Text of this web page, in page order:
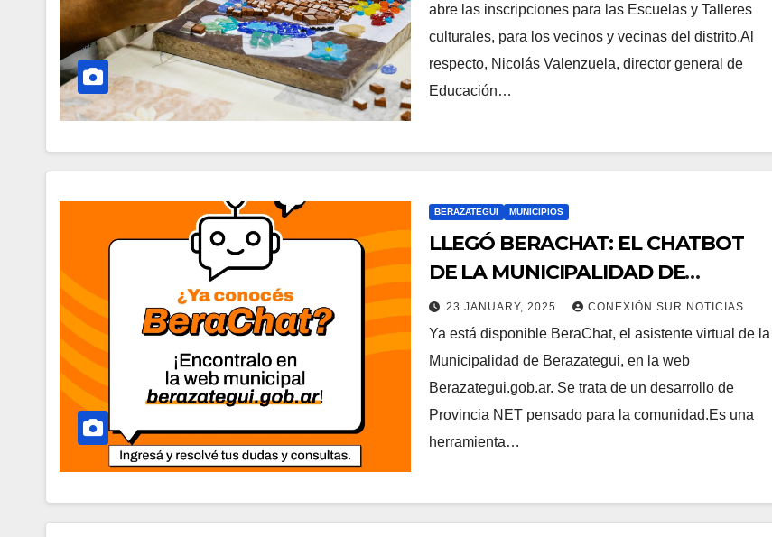
abre las inscripciones para las Escuelas y Talleres
culturales, para los vecinos y vecinas del distrito.Al
respecto, Nicolás Valenzuela, director general de
Educación…
BERAZATEGUI MUNICIPIOS
LLEGÓ BERACHAT: EL CHATBOT
DE LA MUNICIPALIDAD DE
BERAZATEGUI
23 JANUARY, 2025 CONEXIÓN SUR NOTICIAS
Ya está disponible BeraChat, el asistente virtual de la
Municipalidad de Berazategui, en la web
Berazategui.gob.ar. Se trata de un desarrollo de
Provincia NET pensado para la comunidad.Es una
herramienta…